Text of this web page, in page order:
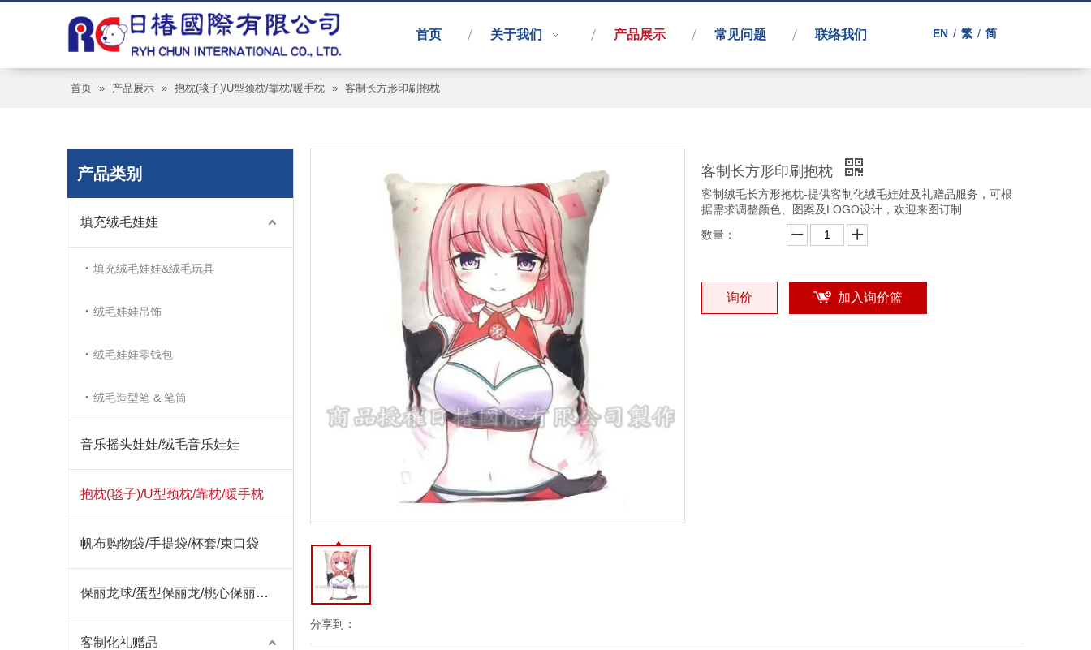
首页 关于我们 产品展示 常见问题 联络我们 EN / 繁 / 简
首页 » 产品展示 » 抱枕(毯子)/U型颈枕/靠枕/暖手枕 » 客制长方形印刷抱枕
产品类别
填充绒毛娃娃
填充绒毛娃娃&绒毛玩具
绒毛娃娃吊饰
绒毛娃娃零钱包
绒毛造型笔 & 笔筒
音乐摇头娃娃/绒毛音乐娃娃
抱枕(毯子)/U型颈枕/靠枕/暖手枕
帆布购物袋/手提袋/杯套/束口袋
保丽龙球/蛋型保丽龙/桃心保丽龙/圣诞饰品保丽龙
客制化礼赠品
分享到：
客制长方形印刷抱枕
客制绒毛长方形抱枕-提供客制化绒毛娃娃及礼赠品服务，可根
据需求调整颜色、图案及LOGO设计，欢迎来图订制
数量：
询价 加入询价篮